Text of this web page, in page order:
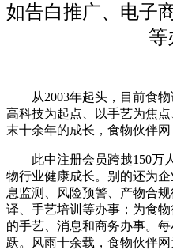
如告白推广、电子
等
从2003年起头，目前食物
高科技为起点、以手艺为焦
末十余年的成长，食物伙伴网
此中注册会员跨越150万人
物行业健康成长。别的还为
息监测、风险预警、产物合
译、手艺培训等办事；为食
的手艺、消息和商务办事。
跃。风雨十余载，食物伙伴